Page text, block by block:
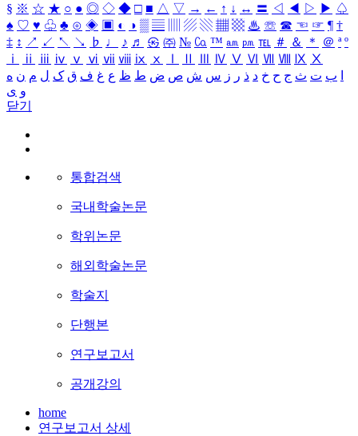
§ ※ ☆ ★ ○ ● ◎ ◇ ◆ □ ■ △ ▽ → ← ↑ ↓ ↔ 〓 ◁ ◀ ▷ ▶ ♤
♠ ♡ ♥ ♧ ♣ ⊙ ◈ ▣ ◐ ◑ ▒ ▤ ▨ ▧ ▦ ▩ ♨ ☏ ☎ ☜ ☞ ¶ †
‡ ↕ ↗ ↙ ↖ ↘ ♭ ♩ ♪ ♬ ㉿ ㈜ № ㏇ ™ ㏂ ㏘ ℡ ＃ ＆ ＊ ＠ ª º
ⅰ
ⅱ ⅲ ⅳ ⅴ ⅵ ⅶ ⅷ ⅸ ⅹ Ⅳ Ⅴ Ⅵ Ⅶ Ⅷ Ⅸ Ⅹ
ب ت ث ج ح خ د ذ ر ز س ش ص ض ط ظ ع غ ف ق ک ل م ن ه
و ی
닫기
통합검색
국내학술논문
학위논문
해외학술논문
학술지
단행본
연구보고서
공개강의
home
연구보고서 상세